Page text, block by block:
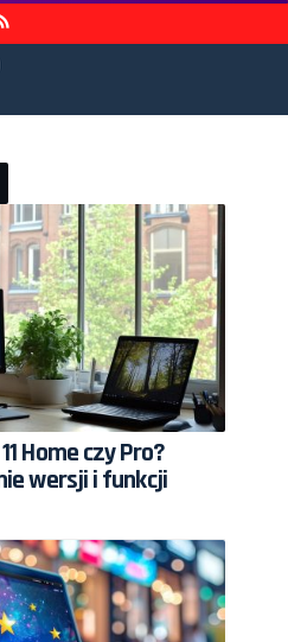
Home czy Pro?
wersji i funkcji